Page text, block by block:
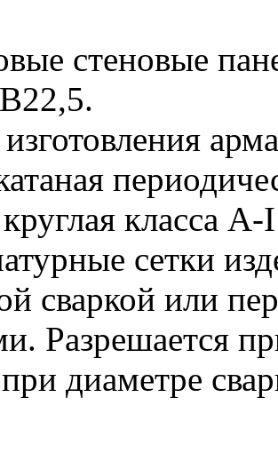
стеновые
класса
сетки
сваркой или
Разрешается
при диаметре